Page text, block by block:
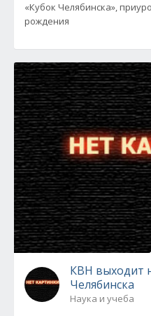
«Кубок Челябинска»,
рождения
КВН выходит
Челябинска
Наука и учеба